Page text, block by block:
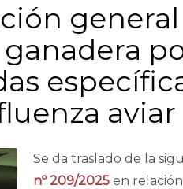
general
aviar
Se da traslado de la
nº 209/2025 en